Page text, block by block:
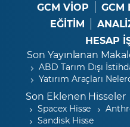
GCM VİOP
GCM
EĞİTİM
HESAP
Son Yayınlanan
ABD Tarım Dışı
Yatırım Araçları
Son Eklenen Hisseler
Spacex Hisse
Sandisk Hisse